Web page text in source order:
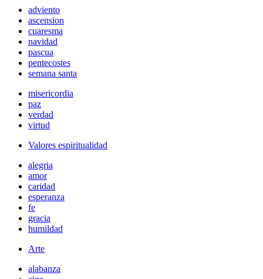
adviento
ascension
cuaresma
navidad
pascua
pentecostes
semana santa
misericordia
paz
verdad
virtud
Valores espiritualidad
alegria
amor
caridad
esperanza
fe
gracia
humildad
Arte
alabanza